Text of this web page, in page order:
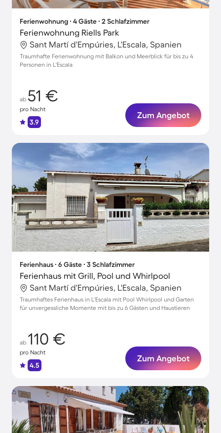
Ferienwohnung ∙ 4 Gäste ∙ 2 Schlafzimmer
Ferienwohnung Riells Park
Sant Martí d'Empúries, L'Escala, Spanien
Traumhafte Ferienwohnung mit Balkon und Meerblick für bis zu 4
Personen in L'Escala
ab 51 €
pro Nacht
3.9
Zum Angebot
Ferienhaus ∙ 6 Gäste ∙ 3 Schlafzimmer
Ferienhaus mit Grill, Pool und Whirlpool
Sant Martí d'Empúries, L'Escala, Spanien
Traumhaftes Ferienhaus in L'Escala mit Pool Whirlpool und Garten
für unvergessliche Momente mit bis zu 6 Gästen und Haustieren
ab 110 €
pro Nacht
4.5
Zum Angebot